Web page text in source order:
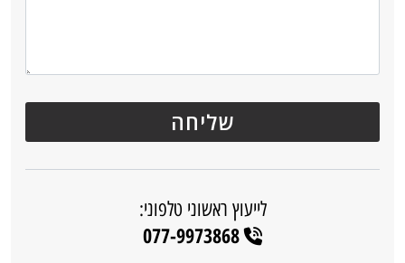
לייעוץ ראשוני טלפוני:
077-9973868